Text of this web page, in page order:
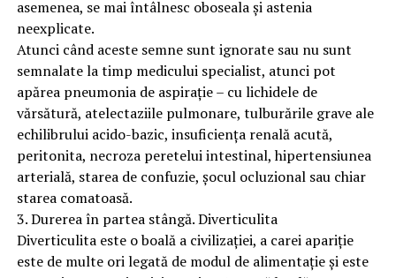
asemenea, se mai întâlnesc oboseala şi astenia
neexplicate.
Atunci când aceste semne sunt ignorate sau nu sunt
semnalate la timp medicului specialist, atunci pot
apărea pneumonia de aspiraţie – cu lichidele de
vărsătură, atelectaziile pulmonare, tulburările grave ale
echilibrului acido-bazic, insuficienţa renală acută,
peritonita, necroza peretelui intestinal, hipertensiunea
arterială, starea de confuzie, şocul ocluzional sau chiar
starea comatoasă.
3. Durerea în partea stângă. Diverticulita
Diverticulita este o boală a civilizaţiei, a carei apariție
este de multe ori legată de modul de alimentaţie şi este